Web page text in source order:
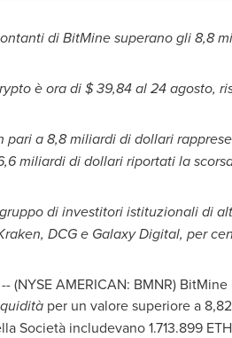
di BitMine superano gli 8,8
è ora di$ 39,84al 24 agosto,
pari a 8,8 miliardi di dollari
miliardi di dollari riportati la
di investitori istituzionali di
DCG e Galaxy Digital, per
(NYSE AMERICAN: BMNR)
per un valore superiore a
Società includevano 1.713.899